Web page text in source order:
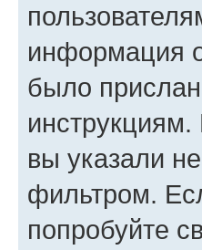
информация
было
вы указали
фильтром.
попробуйте